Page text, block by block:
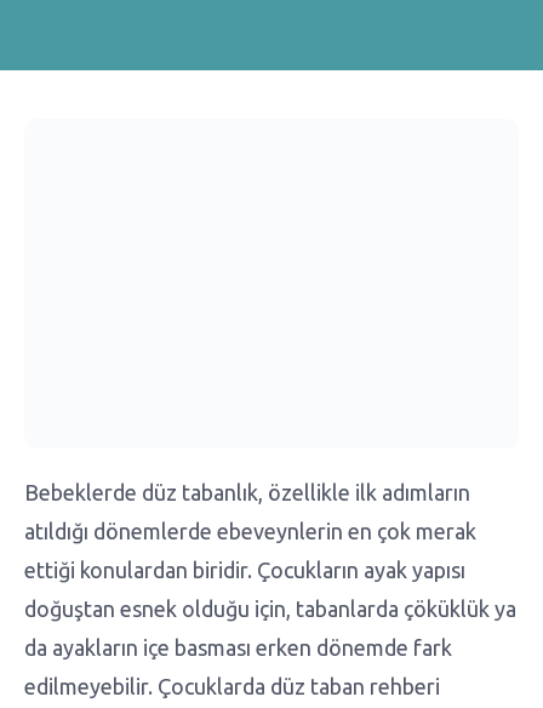
Bebeklerde düz tabanlık, özellikle ilk adımların
atıldığı dönemlerde ebeveynlerin en çok merak
ettiği konulardan biridir. Çocukların ayak yapısı
doğuştan esnek olduğu için, tabanlarda çöküklük ya
da ayakların içe basması erken dönemde fark
edilmeyebilir. Çocuklarda düz taban rehberi